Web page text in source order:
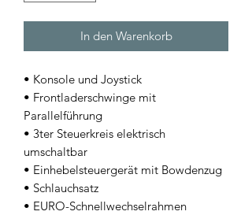
In den Warenkorb
• Konsole und Joystick
• Frontladerschwinge mit
Parallelführung
• 3ter Steuerkreis elektrisch
umschaltbar
• Einhebelsteuergerät mit Bowdenzug
• Schlauchsatz
• EURO-Schnellwechselrahmen